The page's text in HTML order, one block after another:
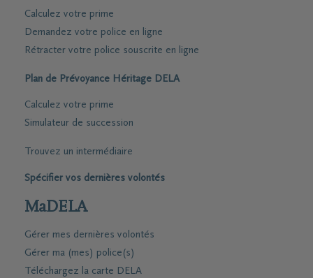
Calculez votre prime
Demandez votre police en ligne
Rétracter votre police souscrite en ligne
Plan de Prévoyance Héritage DELA
Calculez votre prime
Simulateur de succession
Trouvez un intermédiaire
Spécifier vos dernières volontés
MaDELA
Gérer mes dernières volontés
Gérer ma (mes) police(s)
Téléchargez la carte DELA